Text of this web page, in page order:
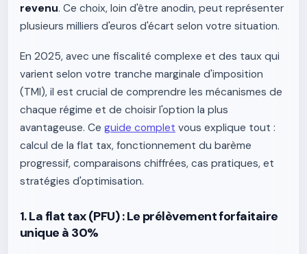
revenu. Ce choix, loin d'être anodin, peut représenter
plusieurs milliers d'euros d'écart selon votre situation.
En 2025, avec une fiscalité complexe et des taux qui
varient selon votre tranche marginale d'imposition
(TMI), il est crucial de comprendre les mécanismes de
chaque régime et de choisir l'option la plus
avantageuse. Ce guide complet vous explique tout :
calcul de la flat tax, fonctionnement du barème
progressif, comparaisons chiffrées, cas pratiques, et
stratégies d'optimisation.
1. La flat tax (PFU) : Le prélèvement forfaitaire
unique à 30%